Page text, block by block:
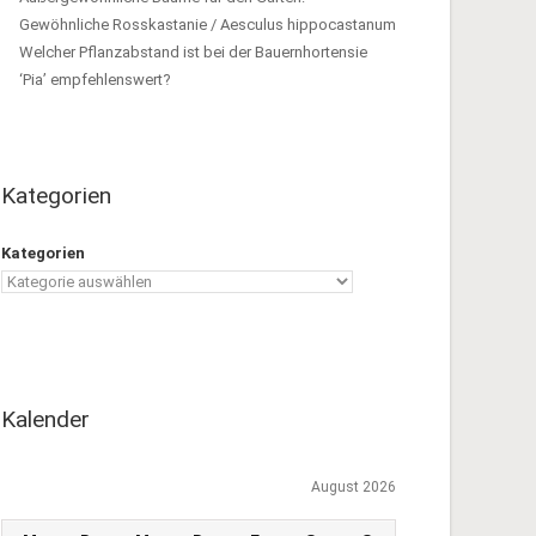
Gewöhnliche Rosskastanie / Aesculus hippocastanum
Welcher Pflanzabstand ist bei der Bauernhortensie
‘Pia’ empfehlenswert?
Kategorien
Kategorien
Kalender
August 2026